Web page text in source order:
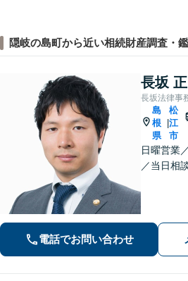
隠岐の島町から近い相続財産調査・
長坂 正
長坂法律事
島
根
県
松
江
市
日曜営業
／当日相
電話でお問い合わせ